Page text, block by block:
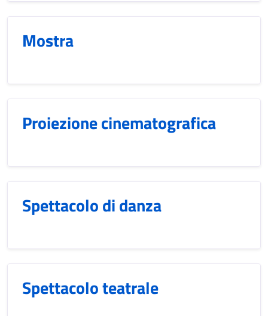
Mostra
Proiezione cinematografica
Spettacolo di danza
Spettacolo teatrale